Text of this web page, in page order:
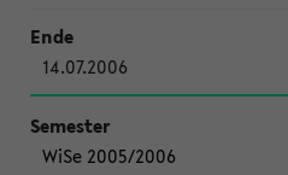
14.07.2006
WiSe 2005/2006